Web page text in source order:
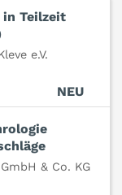
Teilzeit
e.V.
NEU
& Co. KG